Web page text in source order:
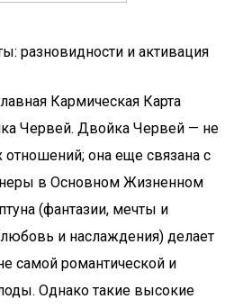
разновидности и активация
Кармическая Карта
Червей. Двойка Червей — не
она еще связана с
в Основном Жизненном
(фантазии, мечты и
и наслаждения) делает
самой романтической и
Однако такие высокие